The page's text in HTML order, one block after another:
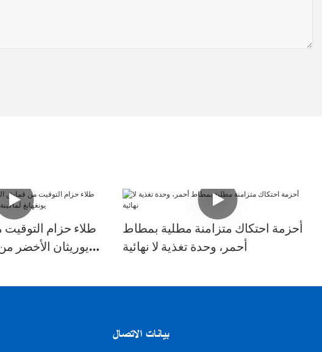
طلاء حزام
يوريثان الأخضر
أحزمة احتكاك متزامنة مطلية بمطاط
أحمر، وحدة تغذية لا نهائية
بيانات الاتصال